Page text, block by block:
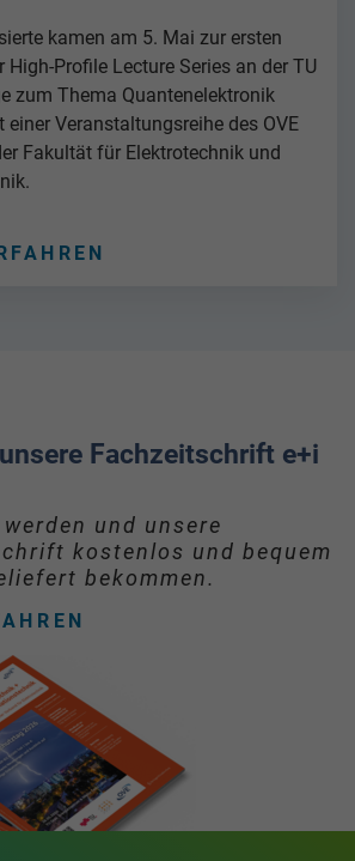
kamen am 5. Mai zur ersten
Profile Lecture Series an der TU
zum Thema Quantenelektronik
Veranstaltungsreihe des OVE
Fakultät für Elektrotechnik und
Fachzeitschrift e+i
und unsere
kostenlos und bequem
bekommen.